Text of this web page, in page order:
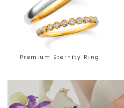
Premium Eternity Ring